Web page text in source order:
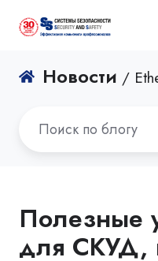
Новости /
Полезные
для СКУД,